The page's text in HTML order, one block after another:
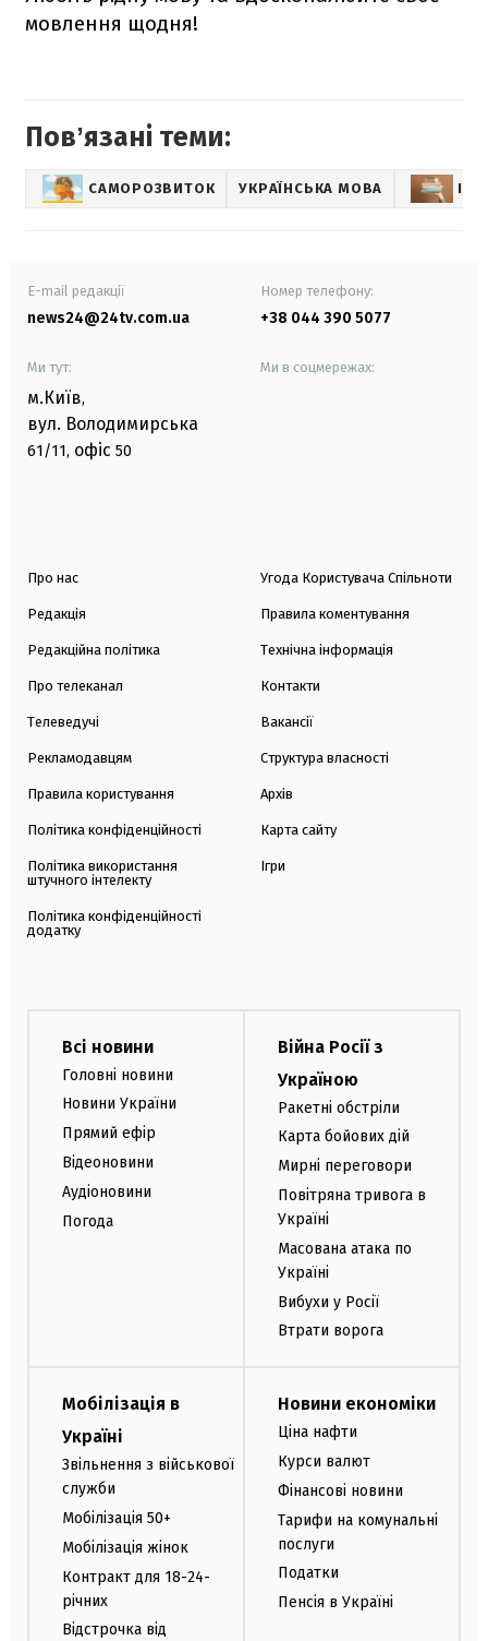
мовлення щодня!
Повʼязані теми:
САМОРОЗВИТОК УКРАЇНСЬКА МОВА
E-mail редакції
news24@24tv.com.ua
Номер телефону:
+38 044 390 5077
Ми тут:
м.Київ,
вул. Володимирська
61/11, офіс 50
Ми в соцмережах:
Про нас
Редакція
Редакційна політика
Про телеканал
Телеведучі
Рекламодавцям
Правила користування
Політика конфіденційності
Політика використання
штучного інтелекту
Політика конфіденційності
додатку
Угода Користувача Спільноти
Правила коментування
Технічна інформація
Контакти
Вакансії
Структура власності
Архів
Карта сайту
Ігри
Всі новини
Головні новини
Новини України
Прямий ефір
Відеоновини
Аудіоновини
Погода
Війна Росії з
Україною
Ракетні обстріли
Карта бойових дій
Мирні переговори
Повітряна тривога в
Україні
Масована атака по
Україні
Вибухи у Росії
Втрати ворога
Мобілізація в
Україні
Звільнення з військової
служби
Мобілізація 50+
Мобілізація жінок
Контракт для 18-24-
річних
Відстрочка від
Новини економіки
Ціна нафти
Курси валют
Фінансові новини
Тарифи на комунальні
послуги
Податки
Пенсія в Україні